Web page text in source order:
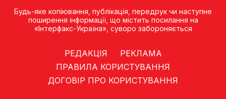
Будь-яке копiювання, публiкацiя, передрук чи наступне
поширення iнформацiї, що мiстить посилання на
«Iнтерфакс-Україна», суворо забороняється
РЕДАКЦІЯ
РЕКЛАМА
ПРАВИЛА КОРИСТУВАННЯ
ДОГОВІР ПРО КОРИСТУВАННЯ